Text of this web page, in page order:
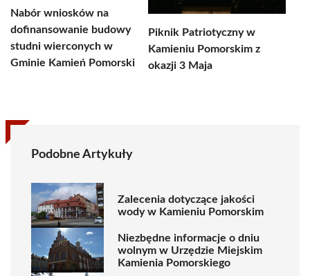
Nabór wniosków na
dofinansowanie budowy
studni wierconych w
Gminie Kamień Pomorski
Piknik Patriotyczny w
Kamieniu Pomorskim z
okazji 3 Maja
Podobne Artykuły
Zalecenia dotyczące jakości
wody w Kamieniu Pomorskim
Niezbędne informacje o dniu
wolnym w Urzędzie Miejskim
Kamienia Pomorskiego